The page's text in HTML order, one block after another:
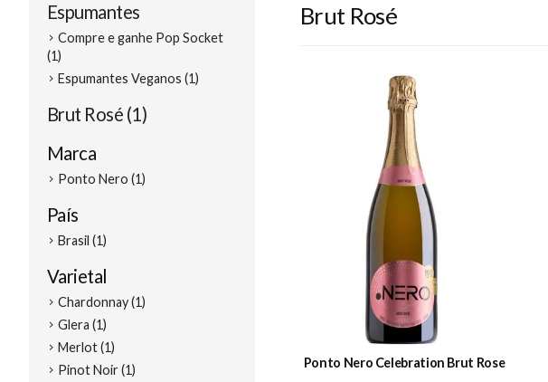
Espumantes
Compre e ganhe Pop Socket
(1)
Espumantes Veganos (1)
Brut Rosé (1)
Marca
Ponto Nero (1)
País
Brasil (1)
Varietal
Chardonnay (1)
Glera (1)
Merlot (1)
Pinot Noir (1)
Brut Rosé
Ponto Nero Celebration Brut Rose